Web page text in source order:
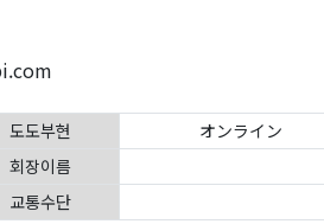
도도부현 オンライン
회장이름
교통수단